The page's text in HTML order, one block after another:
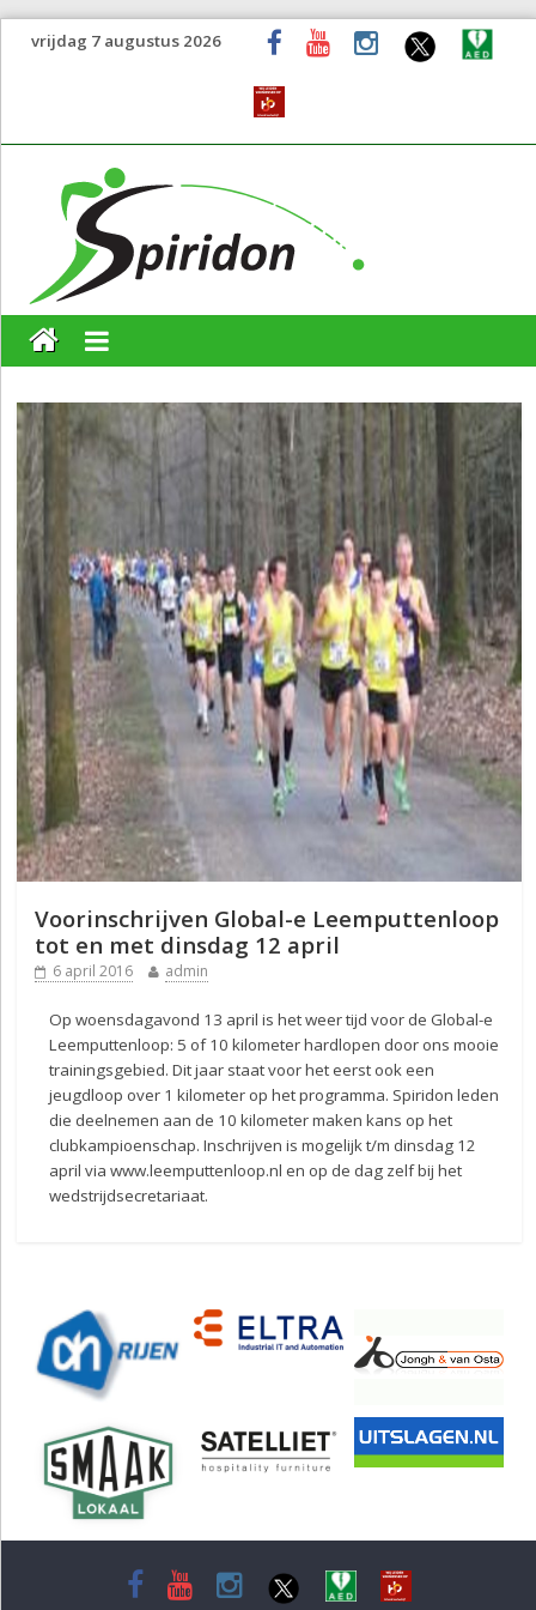
vrijdag 7 augustus 2026
Voorinschrijven Global-e Leemputtenloop
tot en met dinsdag 12 april
6 april 2016 admin
Op woensdagavond 13 april is het weer tijd voor de Global-e
Leemputtenloop: 5 of 10 kilometer hardlopen door ons mooie
trainingsgebied. Dit jaar staat voor het eerst ook een
jeugdloop over 1 kilometer op het programma. Spiridon leden
die deelnemen aan de 10 kilometer maken kans op het
clubkampioenschap. Inschrijven is mogelijk t/m dinsdag 12
april via www.leemputtenloop.nl en op de dag zelf bij het
wedstrijdsecretariaat.